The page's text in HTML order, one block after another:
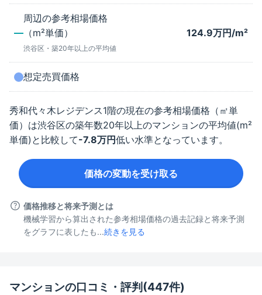
周辺の参考相場価格
（m²単価）
渋谷区 ・築20年以上の平均値
124.9万円/m²
想定売買価格
秀和代々木レジデンス1階の現在の参考相場価格（㎡単
価）は渋谷区の築年数20年以上のマンションの平均値(m²
単価)と比較して-7.8万円低い水準となっています。
価格の変動を受け取る
価格推移と将来予測とは
機械学習から算出された参考相場価格の過去記録と将来予測
をグラフに表したも...続きを見る
マンションの口コミ・評判(447件)